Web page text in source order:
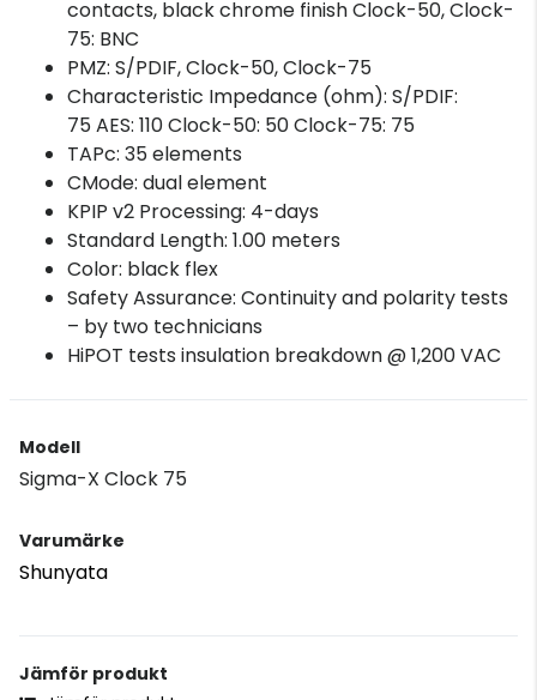
contacts, black chrome finish Clock-50, Clock-
75: BNC
PMZ: S/PDIF, Clock-50, Clock-75
Characteristic Impedance (ohm): S/PDIF:
75 AES: 110 Clock-50: 50 Clock-75: 75
TAPc: 35 elements
CMode: dual element
KPIP v2 Processing: 4-days
Standard Length: 1.00 meters
Color: black flex
Safety Assurance: Continuity and polarity tests
– by two technicians
HiPOT tests insulation breakdown @ 1,200 VAC
Modell
Sigma-X Clock 75
Varumärke
Shunyata
Jämför produkt